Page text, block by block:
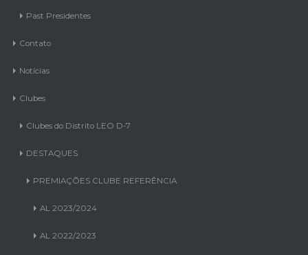
Past Presidentes
Contato
Notícias
Clubes
Clubes do Distrito LEO D-7
DESTAQUES
PREMIAÇÕES CLUBE REFERÊNCIA
AL 2023/2024
AL 2022/2023